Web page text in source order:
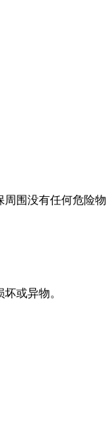
周围没有任何危险物
或异物。